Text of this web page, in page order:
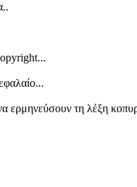
ερμηνεύσουν τη λέξη